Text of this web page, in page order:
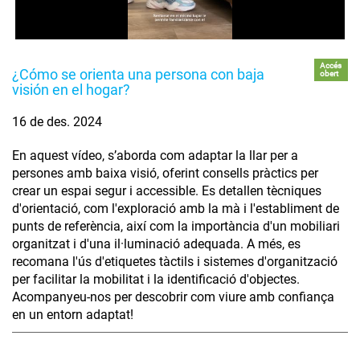
¿Cómo se orienta una persona con baja
visión en el hogar?
Accés
obert
16 de des. 2024
En aquest vídeo, s’aborda com adaptar la llar per a
persones amb baixa visió, oferint consells pràctics per
crear un espai segur i accessible. Es detallen tècniques
d'orientació, com l'exploració amb la mà i l'establiment de
punts de referència, així com la importància d'un mobiliari
organitzat i d'una il·luminació adequada. A més, es
recomana l'ús d'etiquetes tàctils i sistemes d'organització
per facilitar la mobilitat i la identificació d'objectes.
Acompanyeu-nos per descobrir com viure amb confiança
en un entorn adaptat!